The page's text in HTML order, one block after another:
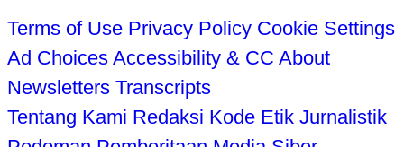
Terms of Use Privacy Policy Cookie Settings
Ad Choices Accessibility & CC About
Newsletters Transcripts
Tentang Kami Redaksi Kode Etik Jurnalistik